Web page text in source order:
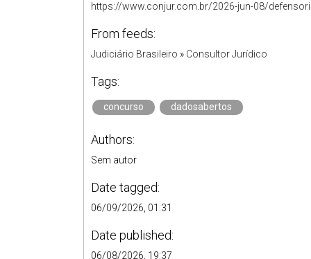
https://www.conjur.com.br/2026-jun-08/
From feeds:
Judiciário Brasileiro » Consultor Jurídico
Tags:
concurso dadosabertos
Authors:
Sem autor
Date tagged:
06/09/2026, 01:31
Date published:
06/08/2026, 19:37